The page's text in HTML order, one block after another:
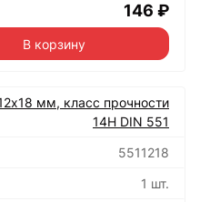
146 ₽
В корзину
мм, класс прочности
14Н DIN 551
5511218
1 шт.